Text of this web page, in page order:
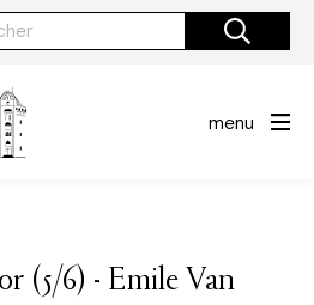
menu
(5/6) - Emile Van